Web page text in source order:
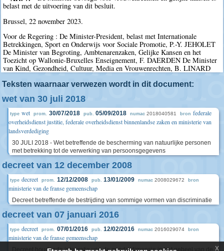
belast met de uitvoering van dit besluit.
Brussel, 22 november 2023.
Voor de Regering : De Minister-President, belast met Internationale
Betrekkingen, Sport en Onderwijs voor Sociale Promotie, P.-Y. JEHOLET
De Minister van Begroting, Ambtenarenzaken, Gelijke Kansen en het
Toezicht op Wallonie-Bruxelles Enseignement, F. DAERDEN De Minister
van Kind, Gezondheid, Cultuur, Media en Vrouwenrechten, B. LINARD
Teksten waarnaar verwezen wordt in dit document:
wet van 30 juli 2018
type wet prom. 30/07/2018 pub. 05/09/2018 numac 2018040581 bron federale
overheidsdienst justitie, federale overheidsdienst binnenlandse zaken en ministerie van
landsverdediging
30 JULI 2018 - Wet betreffende de bescherming van natuurlijke personen
met betrekking tot de verwerking van persoonsgegevens
decreet van 12 december 2008
type decreet prom. 12/12/2008 pub. 13/01/2009 numac 2008029672 bron
ministerie van de franse gemeenschap
Decreet betreffende de bestrijding van sommige vormen van discriminatie
decreet van 07 januari 2016
type decreet prom. 07/01/2016 pub. 12/02/2016 numac 2016029074 bron
ministerie van de franse gemeenschap
Decreet houdende integratie van de genderdimensie in het geheel van de x